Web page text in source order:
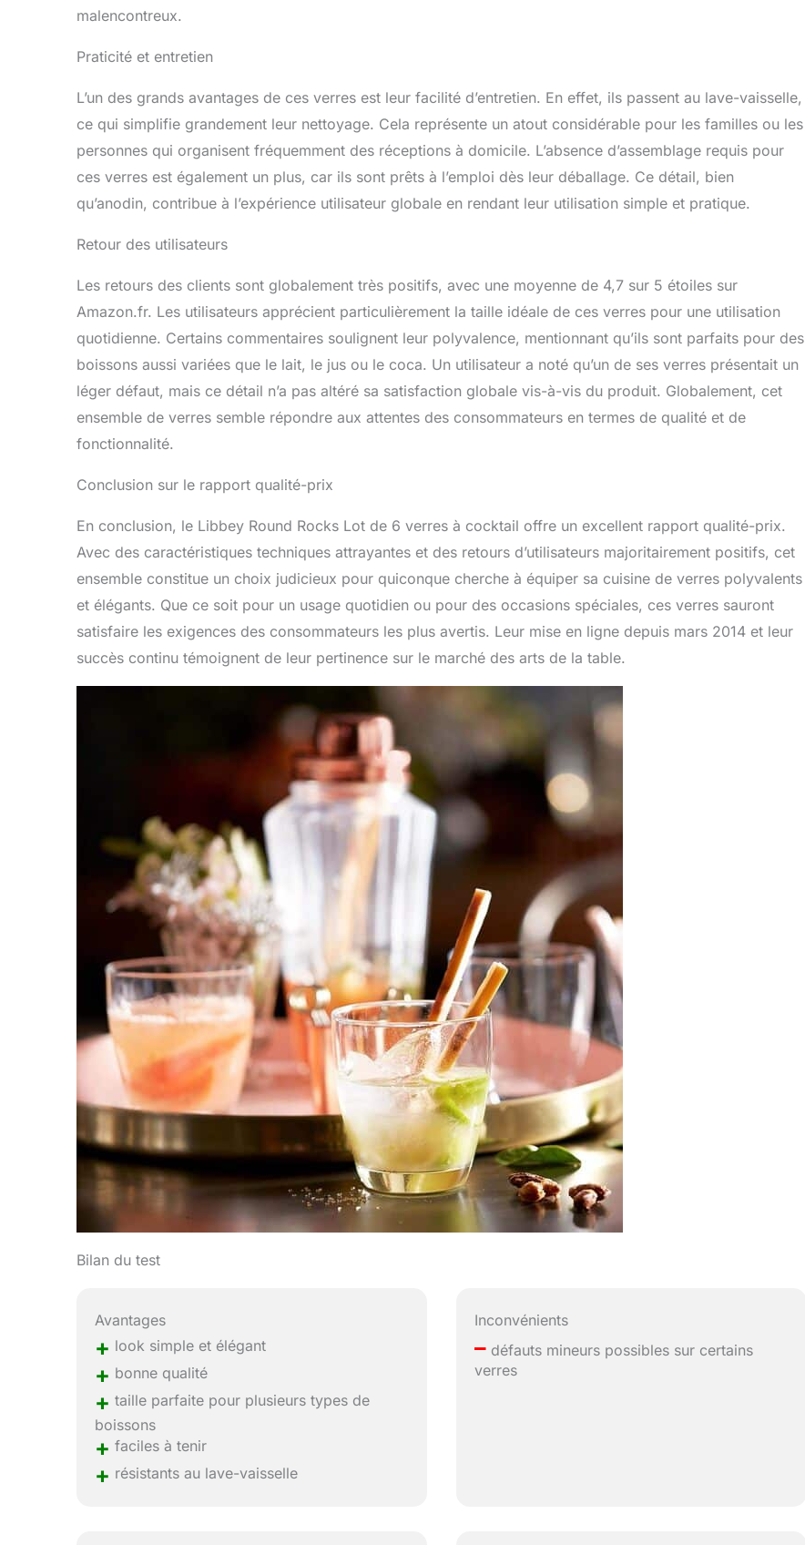
malencontreux.
Praticité et entretien
L’un des grands avantages de ces verres est leur facilité d’entretien. En effet, ils passent au lave-vaisselle,
ce qui simplifie grandement leur nettoyage. Cela représente un atout considérable pour les familles ou les
personnes qui organisent fréquemment des réceptions à domicile. L’absence d’assemblage requis pour
ces verres est également un plus, car ils sont prêts à l’emploi dès leur déballage. Ce détail, bien
qu’anodin, contribue à l’expérience utilisateur globale en rendant leur utilisation simple et pratique.
Retour des utilisateurs
Les retours des clients sont globalement très positifs, avec une moyenne de 4,7 sur 5 étoiles sur
Amazon.fr. Les utilisateurs apprécient particulièrement la taille idéale de ces verres pour une utilisation
quotidienne. Certains commentaires soulignent leur polyvalence, mentionnant qu’ils sont parfaits pour des
boissons aussi variées que le lait, le jus ou le coca. Un utilisateur a noté qu’un de ses verres présentait un
léger défaut, mais ce détail n’a pas altéré sa satisfaction globale vis-à-vis du produit. Globalement, cet
ensemble de verres semble répondre aux attentes des consommateurs en termes de qualité et de
fonctionnalité.
Conclusion sur le rapport qualité-prix
En conclusion, le Libbey Round Rocks Lot de 6 verres à cocktail offre un excellent rapport qualité-prix.
Avec des caractéristiques techniques attrayantes et des retours d’utilisateurs majoritairement positifs, cet
ensemble constitue un choix judicieux pour quiconque cherche à équiper sa cuisine de verres polyvalents
et élégants. Que ce soit pour un usage quotidien ou pour des occasions spéciales, ces verres sauront
satisfaire les exigences des consommateurs les plus avertis. Leur mise en ligne depuis mars 2014 et leur
succès continu témoignent de leur pertinence sur le marché des arts de la table.
Bilan du test
Avantages
+ look simple et élégant
+ bonne qualité
+ taille parfaite pour plusieurs types de
boissons
+ faciles à tenir
+ résistants au lave-vaisselle
Inconvénients
– défauts mineurs possibles sur certains
verres